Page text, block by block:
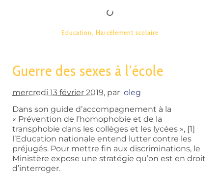
Education, Harcèlement scolaire
Guerre des sexes à l’école
mercredi 13 février 2019, par oleg
Dans son guide d’accompagnement à la
« Prévention de l’homophobie et de la
transphobie dans les collèges et les lycées », [1]
l’Education nationale entend lutter contre les
préjugés. Pour mettre fin aux discriminations, le
Ministère expose une stratégie qu’on est en droit
d’interroger.